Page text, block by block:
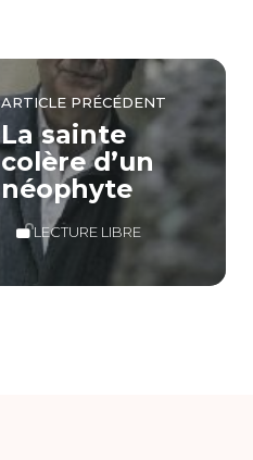
ARTICLE PRÉCÉDENT
La sainte
colère d’un
néophyte
LECTURE LIBRE